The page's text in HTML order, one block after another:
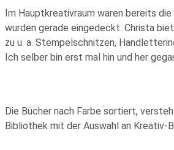
Im Hauptkreativraum waren bereits
wurden gerade eingedeckt. Christa
zu u. a. Stempelschnitzen,
Ich selber bin erst mal hin und her
Die Bücher nach Farbe sortiert,
Bibliothek mit der Auswahl an Kreativ-